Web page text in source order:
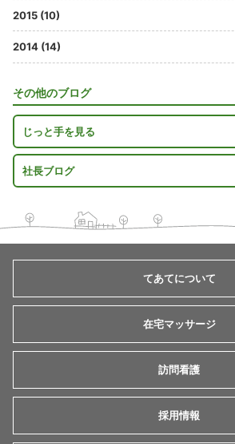
2015 (10)
2014 (14)
その他のブログ
じっと手を見る
社長ブログ
てあてについて
在宅マッサージ
訪問看護
採用情報